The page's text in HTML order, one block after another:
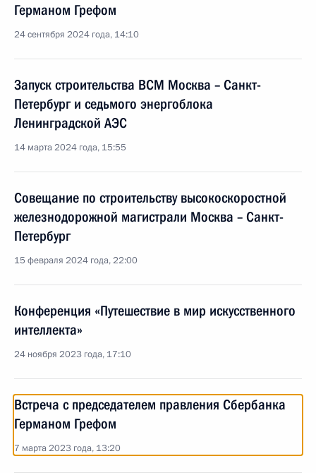
Германом Грефом
24 сентября 2024 года, 14:10
Запуск строительства ВСМ Москва – Санкт-
Петербург и седьмого энергоблока
Ленинградской АЭС
14 марта 2024 года, 15:55
Совещание по строительству высокоскоростной
железнодорожной магистрали Москва – Санкт-
Петербург
15 февраля 2024 года, 22:00
Конференция «Путешествие в мир искусственного
интеллекта»
24 ноября 2023 года, 17:10
Встреча с председателем правления Сбербанка
Германом Грефом
7 марта 2023 года, 13:20